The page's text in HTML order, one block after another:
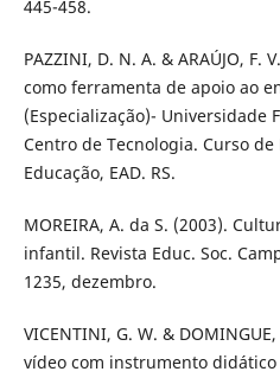
445-458.
PAZZINI, D. N. A. & ARAÚJO, F.
como ferramenta de apoio ao
(Especialização)- Universidade
Centro de Tecnologia. Curso
Educação, EAD. RS.
MOREIRA, A. da S. (2003).
infantil. Revista Educ. Soc.
1235, dezembro.
VICENTINI, G. W. &
vídeo com instrumento